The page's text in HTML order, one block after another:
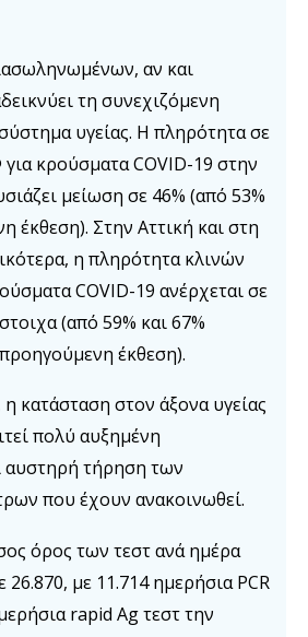
αν και
τη συνεχιζόμενη
υγείας. Η πληρότητα σε
κρούσματα COVID-19 στην
μείωση σε 46% (από 53%
έκθεση). Στην Αττική και στη
η πληρότητα κλινών
COVID-19 ανέρχεται σε
(από 59% και 67%
έκθεση).
κατάσταση στον άξονα υγείας
πολύ αυξημένη
αυστηρή τήρηση των
που έχουν ανακοινωθεί.
όρος των τεστ ανά ημέρα
με 11.714 ημερήσια PCR
rapid Ag τεστ την